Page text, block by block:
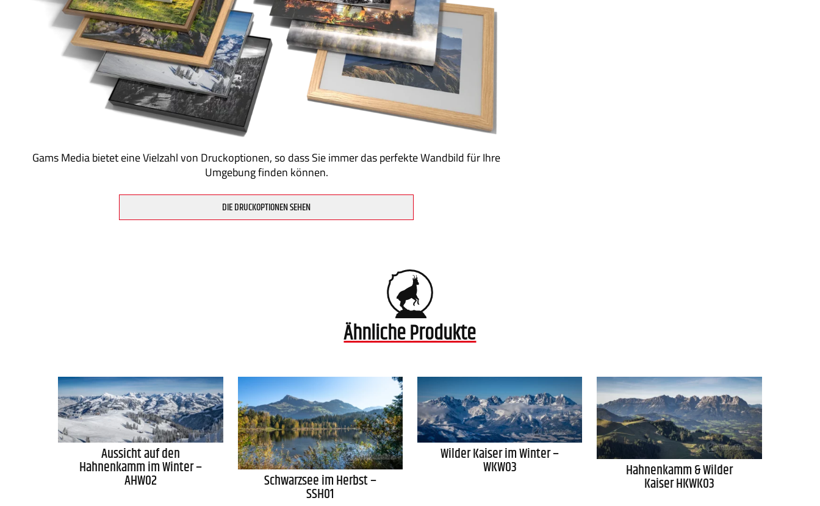
Gams Media bietet eine Vielzahl von Druckoptionen, so dass Sie immer das perfekte Wandbild für Ihre
Umgebung finden können.
DIE DRUCKOPTIONEN SEHEN
Ähnliche Produkte
Aussicht auf den
Hahnenkamm im Winter –
AHW02 Schwarzsee im Herbst –
SSH01
Wilder Kaiser im Winter –
WKW03 Hahnenkamm & Wilder
Kaiser HKWK03